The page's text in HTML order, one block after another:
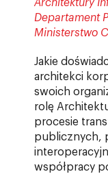
Architektury
Departament
Ministerstwo
Jakie
architekci
swoich
rolę
procesie
publicznych,
współpracy